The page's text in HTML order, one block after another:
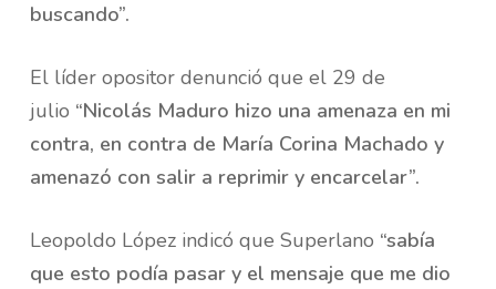
buscando”.
El líder opositor denunció que el 29 de
julio “Nicolás Maduro hizo una amenaza en mi
contra, en contra de María Corina Machado y
amenazó con salir a reprimir y encarcelar”.
Leopoldo López indicó que Superlano “sabía
que esto podía pasar y el mensaje que me dio